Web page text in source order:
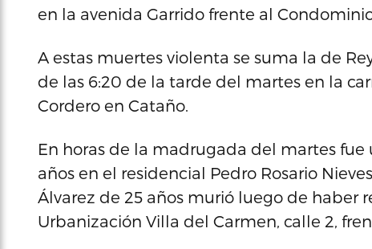
en la avenida Garrido frente al
A estas muertes violenta se suma la de
de las 6:20 de la tarde del martes en la
Cordero en Cataño.
En horas de la madrugada del martes
años en el residencial Pedro Rosario
Álvarez de 25 años murió luego de haber
Urbanización Villa del Carmen, calle 2,